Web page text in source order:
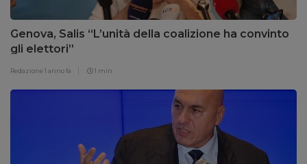
Genova, Salis “L’unità della coalizione ha convinto
gli elettori”
Redazione1 anno fa 1 min